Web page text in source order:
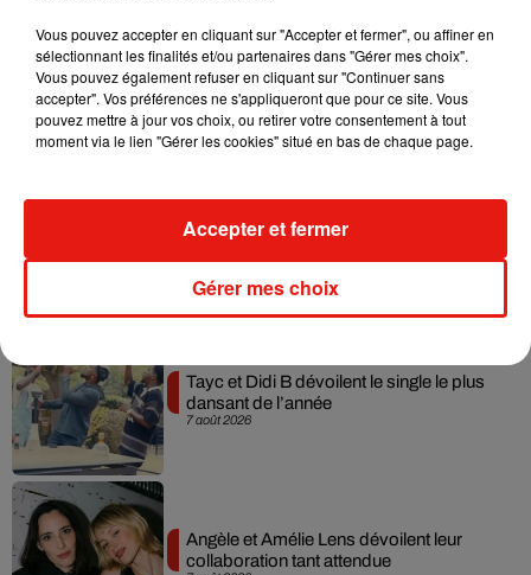
7 août 2026
Julien Lieb s’essaye à la vie de chatelain
dans son nouveau clip
7 août 2026
Madonna sort enfin le remix de « Love
Sensation » avec Kylie Minogue
7 août 2026
Tayc et Didi B dévoilent le single le plus
dansant de l’année
Angèle et Amélie Lens dévoilent leur
collaboration tant attendue
Vous pouvez accepter en cliquant sur "Accepter et fermer", ou affiner en
sélectionnant les finalités et/ou partenaires dans "Gérer mes choix".
Vous pouvez également refuser en cliquant sur "Continuer sans
accepter". Vos préférences ne s'appliqueront que pour ce site. Vous
pouvez mettre à jour vos choix, ou retirer votre consentement à tout
moment via le lien "Gérer les cookies" situé en bas de chaque page.
Gérer mes choix
Accepter et fermer